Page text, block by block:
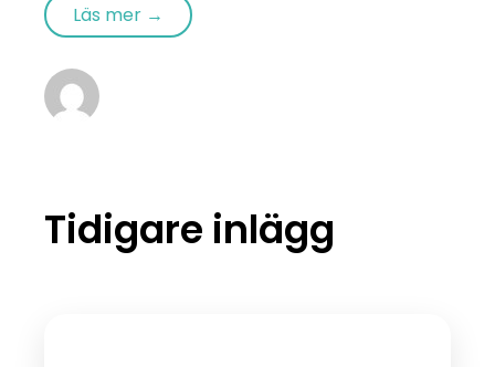
Läs mer →
Tidigare inlägg